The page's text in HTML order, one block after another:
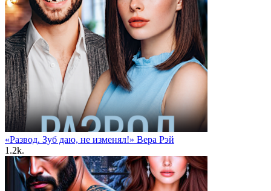
«Развод. Зуб даю, не изменял!» Вера Рэй
1.2k.